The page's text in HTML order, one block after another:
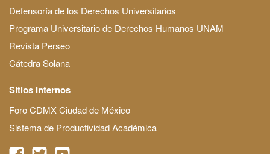
Defensoría de los Derechos Universitarios
Programa Universitario de Derechos Humanos UNAM
Revista Perseo
Cátedra Solana
Sitios Internos
Foro CDMX Ciudad de México
Sistema de Productividad Académica